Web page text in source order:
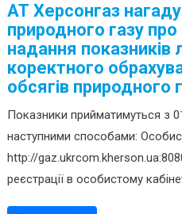
АТ Херсонгаз
природного газу про
надання показників
коректного
обсягів природного
Показники прийматимуться з
наступними способами:
http://
реєстрації в особистому